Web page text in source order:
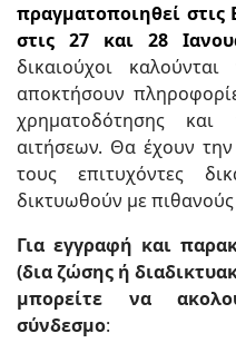
πραγματοποιηθεί στις
στις 27 και 28
δικαιούχοι
αποκτήσουν
χρηματοδότησης και
αιτήσεων. Θα έχουν
τους επιτυχόντες
δικτυωθούν με
Για εγγραφή και
(δια ζώσης ή
μπορείτε να
σύνδεσμο: